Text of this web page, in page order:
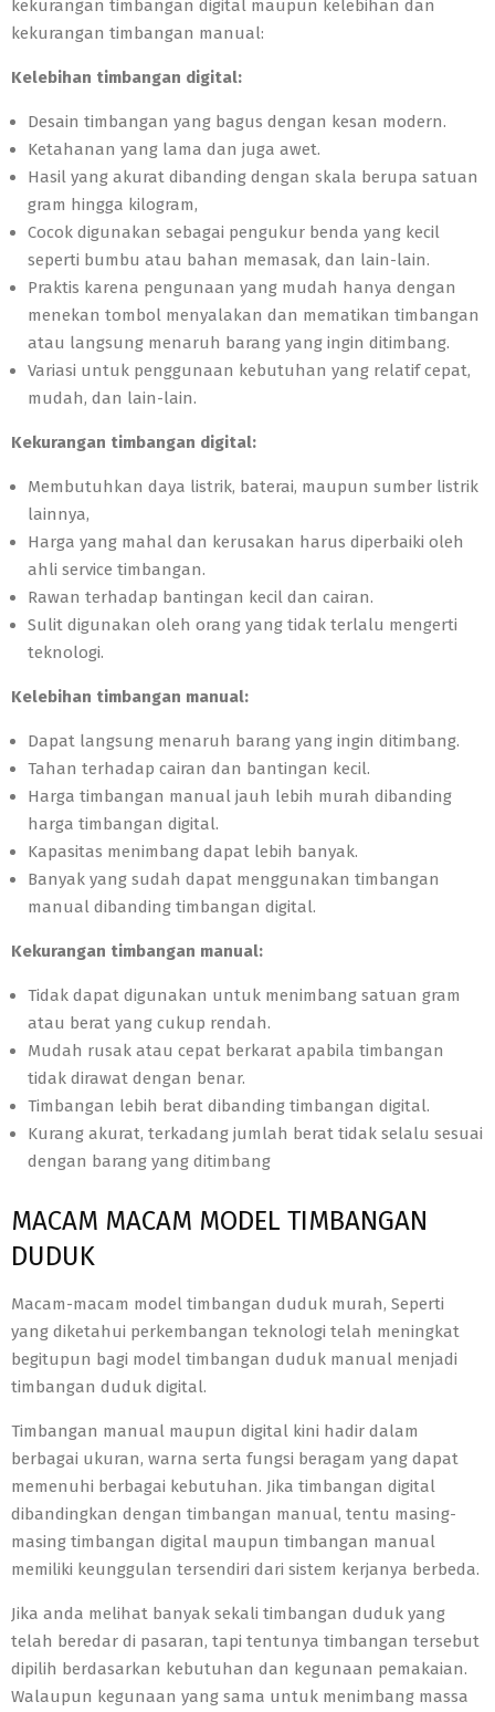
kekurangan timbangan digital maupun kelebihan dan
kekurangan timbangan manual:
Kelebihan timbangan digital:
Desain timbangan yang bagus dengan kesan modern.
Ketahanan yang lama dan juga awet.
Hasil yang akurat dibanding dengan skala berupa satuan
gram hingga kilogram,
Cocok digunakan sebagai pengukur benda yang kecil
seperti bumbu atau bahan memasak, dan lain-lain.
Praktis karena pengunaan yang mudah hanya dengan
menekan tombol menyalakan dan mematikan timbangan
atau langsung menaruh barang yang ingin ditimbang.
Variasi untuk penggunaan kebutuhan yang relatif cepat,
mudah, dan lain-lain.
Kekurangan timbangan digital:
Membutuhkan daya listrik, baterai, maupun sumber listrik
lainnya,
Harga yang mahal dan kerusakan harus diperbaiki oleh
ahli service timbangan.
Rawan terhadap bantingan kecil dan cairan.
Sulit digunakan oleh orang yang tidak terlalu mengerti
teknologi.
Kelebihan timbangan manual:
Dapat langsung menaruh barang yang ingin ditimbang.
Tahan terhadap cairan dan bantingan kecil.
Harga timbangan manual jauh lebih murah dibanding
harga timbangan digital.
Kapasitas menimbang dapat lebih banyak.
Banyak yang sudah dapat menggunakan timbangan
manual dibanding timbangan digital.
Kekurangan timbangan manual:
Tidak dapat digunakan untuk menimbang satuan gram
atau berat yang cukup rendah.
Mudah rusak atau cepat berkarat apabila timbangan
tidak dirawat dengan benar.
Timbangan lebih berat dibanding timbangan digital.
Kurang akurat, terkadang jumlah berat tidak selalu sesuai
dengan barang yang ditimbang
MACAM MACAM MODEL TIMBANGAN
DUDUK
Macam-macam model timbangan duduk murah, Seperti
yang diketahui perkembangan teknologi telah meningkat
begitupun bagi model timbangan duduk manual menjadi
timbangan duduk digital.
Timbangan manual maupun digital kini hadir dalam
berbagai ukuran, warna serta fungsi beragam yang dapat
memenuhi berbagai kebutuhan. Jika timbangan digital
dibandingkan dengan timbangan manual, tentu masing-
masing timbangan digital maupun timbangan manual
memiliki keunggulan tersendiri dari sistem kerjanya berbeda.
Jika anda melihat banyak sekali timbangan duduk yang
telah beredar di pasaran, tapi tentunya timbangan tersebut
dipilih berdasarkan kebutuhan dan kegunaan pemakaian.
Walaupun kegunaan yang sama untuk menimbang massa